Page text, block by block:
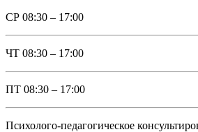
СР 08:30 – 17:00
ЧТ 08:30 – 17:00
ПТ 08:30 – 17:00
Психолого-педагогическое